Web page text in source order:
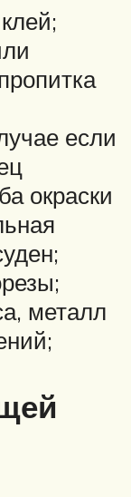
если
окраски
металл